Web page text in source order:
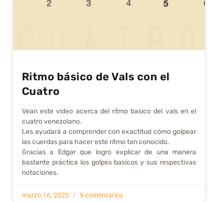
Ritmo básico de Vals con el
Cuatro
Vean este video acerca del ritmo basico del vals en el
cuatro venezolano.
Les ayudará a comprender con exactitud cómo golpear
las cuerdas para hacer este ritmo tan conocido.
Gracias a Edgar que logro explicar de una manera
bastante práctica los golpes basicos y sus respectivas
notaciones.
marzo 16, 2020 9 comentarios